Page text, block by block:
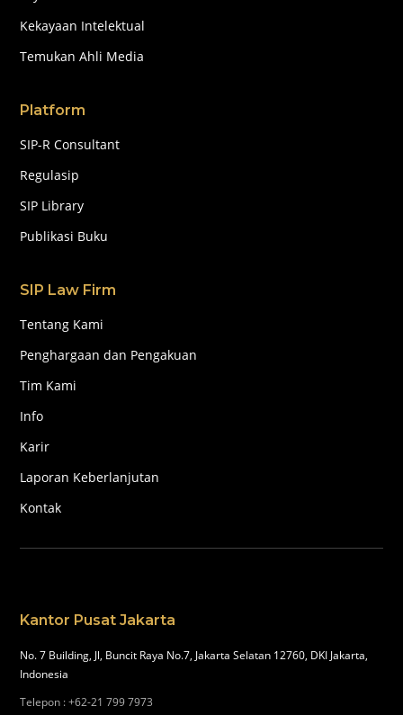
Kekayaan Intelektual
Temukan Ahli Media
Platform
SIP-R Consultant
Regulasip
SIP Library
Publikasi Buku
SIP Law Firm
Tentang Kami
Penghargaan dan Pengakuan
Tim Kami
Info
Karir
Laporan Keberlanjutan
Kontak
Kantor Pusat Jakarta
No. 7 Building, Jl, Buncit Raya No.7, Jakarta Selatan 12760, DKI Jakarta,
Indonesia
Telepon :+62-21 799 7973